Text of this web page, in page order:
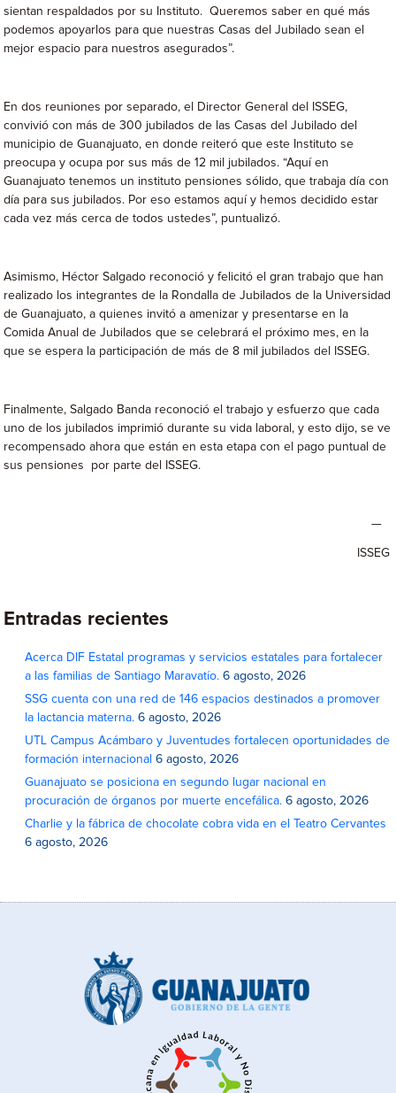
sientan respaldados por su Instituto. Queremos saber en qué más
podemos apoyarlos para que nuestras Casas del Jubilado sean el
mejor espacio para nuestros asegurados”.
En dos reuniones por separado, el Director General del ISSEG,
convivió con más de 300 jubilados de las Casas del Jubilado del
municipio de Guanajuato, en donde reiteró que este Instituto se
preocupa y ocupa por sus más de 12 mil jubilados. “Aquí en
Guanajuato tenemos un instituto pensiones sólido, que trabaja día con
día para sus jubilados. Por eso estamos aquí y hemos decidido estar
cada vez más cerca de todos ustedes”, puntualizó.
Asimismo, Héctor Salgado reconoció y felicitó el gran trabajo que han
realizado los integrantes de la Rondalla de Jubilados de la Universidad
de Guanajuato, a quienes invitó a amenizar y presentarse en la
Comida Anual de Jubilados que se celebrará el próximo mes, en la
que se espera la participación de más de 8 mil jubilados del ISSEG.
Finalmente, Salgado Banda reconoció el trabajo y esfuerzo que cada
uno de los jubilados imprimió durante su vida laboral, y esto dijo, se ve
recompensado ahora que están en esta etapa con el pago puntual de
sus pensiones por parte del ISSEG.
—
ISSEG
Entradas recientes
Acerca DIF Estatal programas y servicios estatales para fortalecer
a las familias de Santiago Maravatío. 6 agosto, 2026
SSG cuenta con una red de 146 espacios destinados a promover
la lactancia materna. 6 agosto, 2026
UTL Campus Acámbaro y Juventudes fortalecen oportunidades de
formación internacional 6 agosto, 2026
Guanajuato se posiciona en segundo lugar nacional en
procuración de órganos por muerte encefálica. 6 agosto, 2026
Charlie y la fábrica de chocolate cobra vida en el Teatro Cervantes
6 agosto, 2026